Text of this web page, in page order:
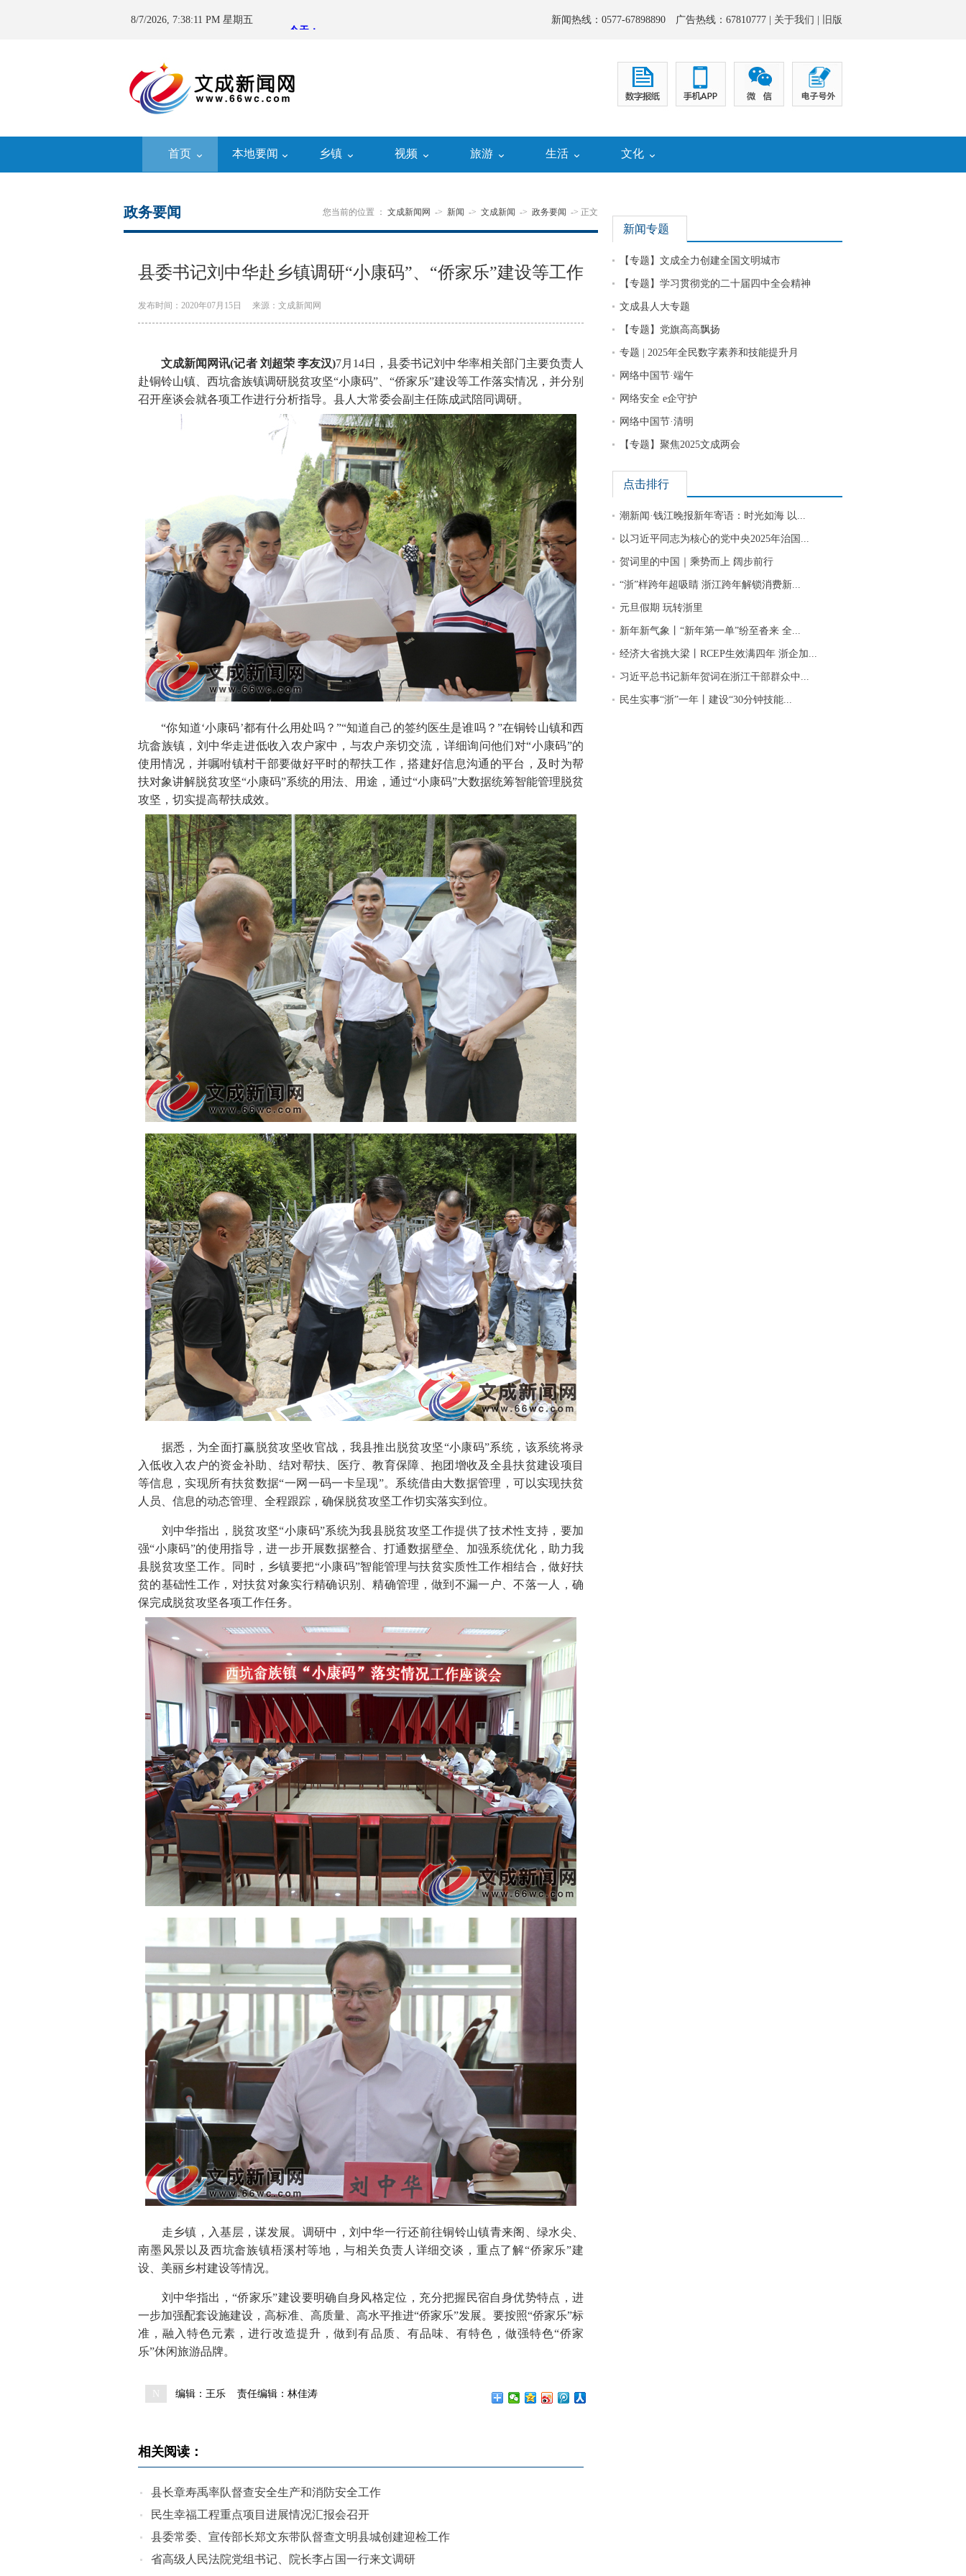
8/7/2026, 7:38:12 PM 星期五 新闻热线：0577-67898890 广告热线：67810777 | 关于我们 旧版
首页 本地要闻 乡镇 视频 旅游 生活 文化
您当前的位置 ： 文成新闻网 -> 新闻 -> 文成新闻 -> 政务要闻 -> 正文
政务要闻
县委书记刘中华赴乡镇调研“小康码”、“侨家乐”建设等工作
发布时间：2020年07月15日 来源：文成新闻网
文成新闻网讯(记者 刘超荣 李友汉)7月14日，县委书记刘中华率相关部门主要负责人
赴铜铃山镇、西坑畲族镇调研脱贫攻坚“小康码”、“侨家乐”建设等工作落实情况，并分别
召开座谈会就各项工作进行分析指导。县人大常委会副主任陈成武陪同调研。
“你知道‘小康码’都有什么用处吗？”“知道自己的签约医生是谁吗？”在铜铃山镇和西
坑畲族镇，刘中华走进低收入农户家中，与农户亲切交流，详细询问他们对“小康码”的
使用情况，并嘱咐镇村干部要做好平时的帮扶工作，搭建好信息沟通的平台，及时为帮
扶对象讲解脱贫攻坚“小康码”系统的用法、用途，通过“小康码”大数据统筹智能管理脱贫
攻坚，切实提高帮扶成效。
据悉，为全面打赢脱贫攻坚收官战，我县推出脱贫攻坚“小康码”系统，该系统将录
入低收入农户的资金补助、结对帮扶、医疗、教育保障、抱团增收及全县扶贫建设项目
等信息，实现所有扶贫数据“一网一码一卡呈现”。系统借由大数据管理，可以实现扶贫
人员、信息的动态管理、全程跟踪，确保脱贫攻坚工作切实落实到位。
刘中华指出，脱贫攻坚“小康码”系统为我县脱贫攻坚工作提供了技术性支持，要加
强“小康码”的使用指导，进一步开展数据整合、打通数据壁垒、加强系统优化，助力我
县脱贫攻坚工作。同时，乡镇要把“小康码”智能管理与扶贫实质性工作相结合，做好扶
贫的基础性工作，对扶贫对象实行精确识别、精确管理，做到不漏一户、不落一人，确
保完成脱贫攻坚各项工作任务。
走乡镇，入基层，谋发展。调研中，刘中华一行还前往铜铃山镇青来阁、绿水尖、
南墨风景以及西坑畲族镇梧溪村等地，与相关负责人详细交谈，重点了解“侨家乐”建
设、美丽乡村建设等情况。
刘中华指出，“侨家乐”建设要明确自身风格定位，充分把握民宿自身优势特点，进
一步加强配套设施建设，高标准、高质量、高水平推进“侨家乐”发展。要按照“侨家乐”标
准，融入特色元素，进行改造提升，做到有品质、有品味、有特色，做强特色“侨家
乐”休闲旅游品牌。
N 编辑：王乐 责任编辑：林佳涛
相关阅读：
县长章寿禹率队督查安全生产和消防安全工作
民生幸福工程重点项目进展情况汇报会召开
县委常委、宣传部长郑文东带队督查文明县城创建迎检工作
省高级人民法院党组书记、院长李占国一行来文调研
新闻专题
【专题】文成全力创建全国文明城市
【专题】学习贯彻党的二十届四中全会精神
文成县人大专题
【专题】党旗高高飘扬
专题 | 2025年全民数字素养和技能提升月
网络中国节·端午
网络安全 e企守护
网络中国节·清明
【专题】聚焦2025文成两会
点击排行
潮新闻·钱江晚报新年寄语：时光如海 以...
以习近平同志为核心的党中央2025年治国...
贺词里的中国｜乘势而上 阔步前行
“浙”样跨年超吸睛 浙江跨年解锁消费新...
元旦假期 玩转浙里
新年新气象丨“新年第一单”纷至沓来 全...
经济大省挑大梁丨RCEP生效满四年 浙企加...
习近平总书记新年贺词在浙江干部群众中...
民生实事“浙”一年丨建设“30分钟技能...